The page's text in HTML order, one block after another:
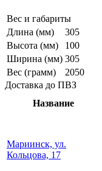
Вес и габариты
Длина (мм)
305
Высота (мм)
100
Ширина (мм) 305
Вес (грамм)
2050
Доставка до ПВЗ
Название
Мариинск, ул.
Кольцова, 17